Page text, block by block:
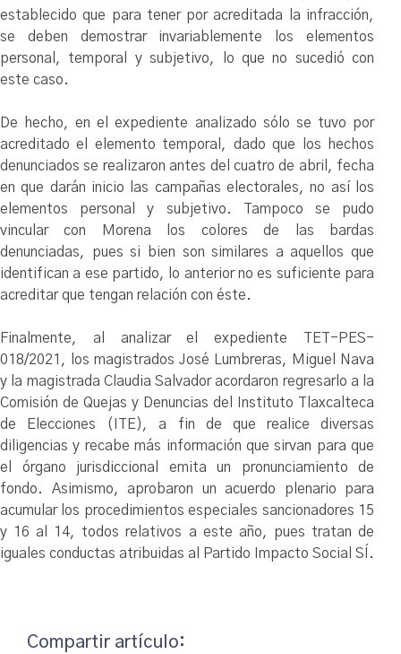
establecido que para tener por acreditada la infracción,
se deben demostrar invariablemente los elementos
personal, temporal y subjetivo, lo que no sucedió con
este caso.
De hecho, en el expediente analizado sólo se tuvo por
acreditado el elemento temporal, dado que los hechos
denunciados se realizaron antes del cuatro de abril, fecha
en que darán inicio las campañas electorales, no así los
elementos personal y subjetivo. Tampoco se pudo
vincular con Morena los colores de las bardas
denunciadas, pues si bien son similares a aquellos que
identifican a ese partido, lo anterior no es suficiente para
acreditar que tengan relación con éste.
Finalmente, al analizar el expediente TET-PES-
018/2021, los magistrados José Lumbreras, Miguel Nava
y la magistrada Claudia Salvador acordaron regresarlo a la
Comisión de Quejas y Denuncias del Instituto Tlaxcalteca
de Elecciones (ITE), a fin de que realice diversas
diligencias y recabe más información que sirvan para que
el órgano jurisdiccional emita un pronunciamiento de
fondo. Asimismo, aprobaron un acuerdo plenario para
acumular los procedimientos especiales sancionadores 15
y 16 al 14, todos relativos a este año, pues tratan de
iguales conductas atribuidas al Partido Impacto Social SÍ.
Compartir artículo: